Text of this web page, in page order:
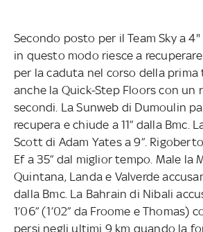
Secondo posto per il Team Sky a
in questo modo riesce a
per la caduta nel corso della prima
anche la Quick-Step Floors con un
secondi. La Sunweb di Dumoulin
recupera e chiude a 11” dalla Bmc.
Scott di Adam Yates a 9”.
Ef a 35” dal miglior tempo. Male la
Quintana, Landa e Valverde
dalla Bmc. La Bahrain di Nibali
1’06” (1’02” da Froome e Thomas)
persi negli ultimi 9 km quando la